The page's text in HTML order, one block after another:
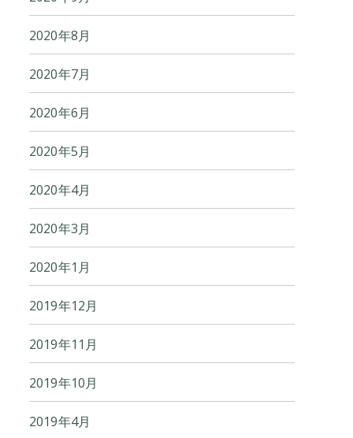
2020年8月
2020年7月
2020年6月
2020年5月
2020年4月
2020年3月
2020年1月
2019年12月
2019年11月
2019年10月
2019年4月